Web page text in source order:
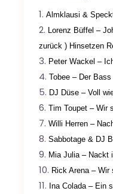
A lmklausi &
Lorenz Büffel –
zurück ) Hinsetzen
Peter Wackel –
Tobee – Der
DJ Düse – Voll
Tim Toupet – Wir
Willi Herren –
Sabbotage & DJ
Mia Julia – Nackt
Rick Arena –
Ina Colada – Ein